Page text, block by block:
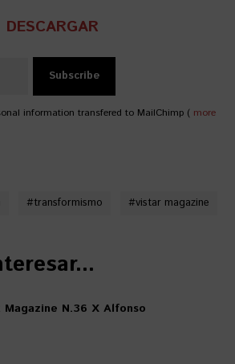
DESCARGAR
information transfered to MailChimp ( more
#transformismo #vistar magazine
Magazine N.36 X Alfonso